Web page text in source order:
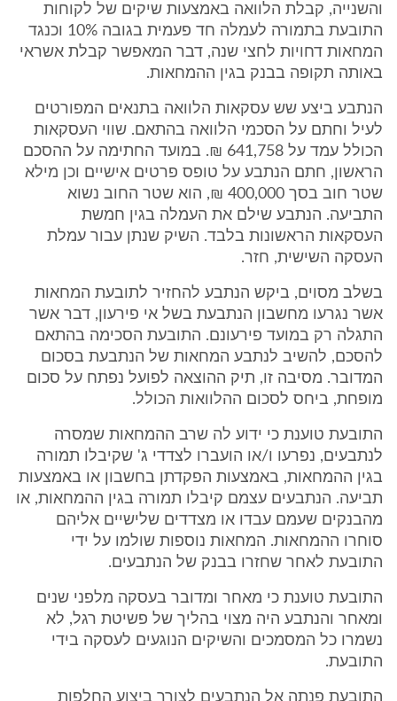
והשנייה, קבלת הלוואה באמצעות שיקים של לקוחות
התובעת בתמורה לעמלה חד פעמית בגובה 10% וכנגד
המחאות דחויות לחצי שנה, דבר המאפשר קבלת אשראי
באותה תקופה בבנק בגין ההמחאות.
הנתבע ביצע שש עסקאות הלוואה בתנאים המפורטים
לעיל וחתם על הסכמי הלוואה בהתאם. שווי העסקאות
הכולל עמד על 641,758 ₪. במועד החתימה על ההסכם
הראשון, חתם הנתבע על טופס פרטים אישיים וכן מילא
שטר חוב בסך 400,000 ₪, הוא שטר החוב נשוא
התביעה. הנתבע שילם את העמלה בגין חמשת
העסקאות הראשונות בלבד. השיק שנתן עבור עמלת
העסקה השישית, חזר.
בשלב מסוים, ביקש הנתבע להחזיר לתובעת המחאות
אשר נגרעו מחשבון הנתבעת בשל אי פירעון, דבר אשר
התגלה רק במועד פירעונם. התובעת הסכימה בהתאם
להסכם, להשיב לנתבע המחאות של הנתבעת בסכום
המדובר. מסיבה זו, תיק ההוצאה לפועל נפתח על סכום
מופחת, ביחס לסכום ההלוואות הכולל.
התובעת טוענת כי ידוע לה שרב ההמחאות שמסרה
לנתבעים, נפרעו ו/או הועברו לצדדי ג' שקיבלו תמורה
בגין ההמחאות, באמצעות הפקדתן בחשבון או באמצעות
תביעה. הנתבעים עצמם קיבלו תמורה בגין ההמחאות, או
מהבנקים שעמם עבדו או מצדדים שלישיים אליהם
סוחרו ההמחאות. המחאות נוספות שולמו על ידי
התובעת לאחר שחזרו בבנק של הנתבעים.
התובעת טוענת כי מאחר ומדובר בעסקה מלפני שנים
ומאחר והנתבע היה מצוי בהליך של פשיטת רגל, לא
נשמרו כל המסמכים והשיקים הנוגעים לעסקה בידי
התובעת.
התובעת פנתה אל הנתבעים לצורך ביצוע החלפות